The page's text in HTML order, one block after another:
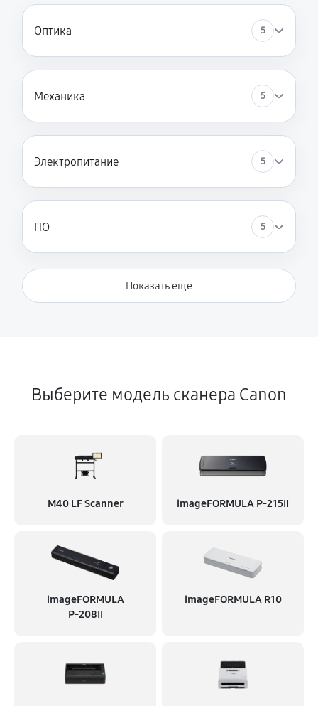
980 руб 60 минут
650 руб 40 минут
Ремонт разъема питания
120 минут
1630 руб 90 минут
Оптика 5
Механика 5
Электропитание 5
ПО 5
Показать ещё
Выберите модель сканера Canon
M40 LF Scanner imageFORMULA P‑215II
imageFORMULA
P‑208II
imageFORMULA R10